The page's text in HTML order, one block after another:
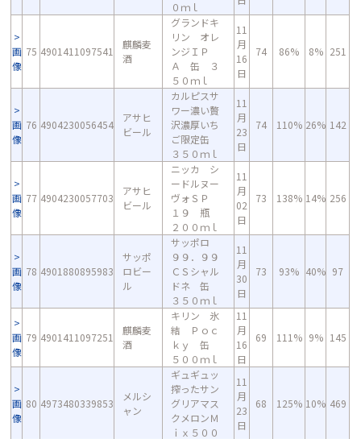
０ｍｌ
画
像
75 4901411097541
麒麟麦
酒
グランドキ
リン オレ
ンジＩＰ
Ａ 缶 ３
５０ｍｌ
11
月
16
日
74 86% 8% 251
画
像
76 4904230056454
アサヒ
ビール
カルピスサ
ワー濃い贅
沢濃厚いち
ご限定缶
３５０ｍｌ
11
月
23
日
74 110% 26% 142
画
像
77 4904230057703
アサヒ
ビール
ニッカ シ
ードルヌー
ヴォＳＰ
１９ 瓶
２００ｍｌ
11
月
02
日
73 138% 14% 256
画
像
78 4901880895983
サッポ
ロビー
ル
サッポロ
９９．９９
ＣＳシャル
ドネ 缶
３５０ｍｌ
11
月
30
日
73 93% 40% 97
画
像
79 4901411097251
麒麟麦
酒
キリン 氷
結 Ｐｏｃ
ｋｙ 缶
５００ｍｌ
11
月
16
日
69 111% 9% 145
画
像
80 4973480339853
メルシ
ャン
ギュギュッ
搾ったサン
グリアマス
クメロンＭ
ｉｘ５００
11
月
23
日
68 125% 10% 469